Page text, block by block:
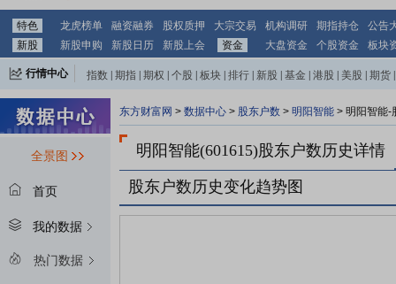
特色 龙虎榜单 融资融券 股权质押 大宗交易 机构调研 期指持仓
公告
新股
新股申购 新股日历 新股上会 资金 大盘资金 个股资金 板块
行情中心 指数 期指 期权 个股 板块 排行 新股 基金 港股 美股 期货
全景图
首页
我的数据
热门数据
东方财富网 > 数据中心 > 股东户数 > 明阳智能 > 明阳智能-
明阳智能(601615)股东户数历史详情
股东户数历史变化趋势图